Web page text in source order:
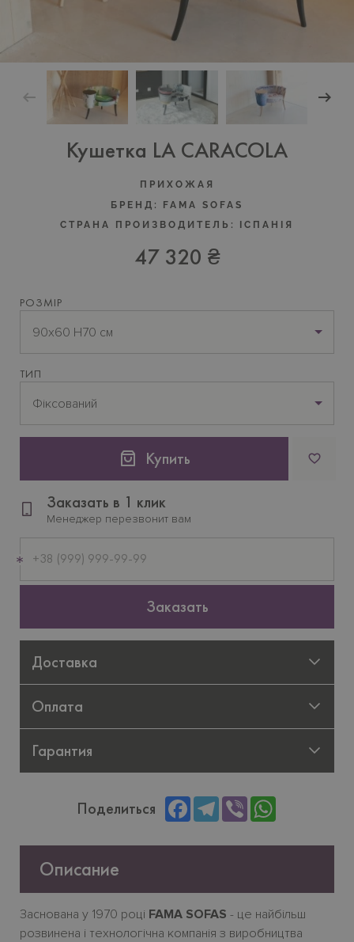
Кушетка LA CARACOLA
ПРИХОЖАЯ
БРЕНД:
FAMA SOFAS
СТРАНА ПРОИЗВОДИТЕЛЬ:
IСПАНIЯ
47 320 ₴
РОЗМІР
90х60 H70 см
ТИП
Фіксований
Купить
Заказать в 1 клик
Менеджер перезвонит вам
телефон
Заказать
Доставка
Оплата
Гарантия
Поделиться FacebookTelegram
Viber
Описание
Заснована у 1970 році FAMA SOFAS - це найбільш
розвинена і технологічна компанія з виробництва